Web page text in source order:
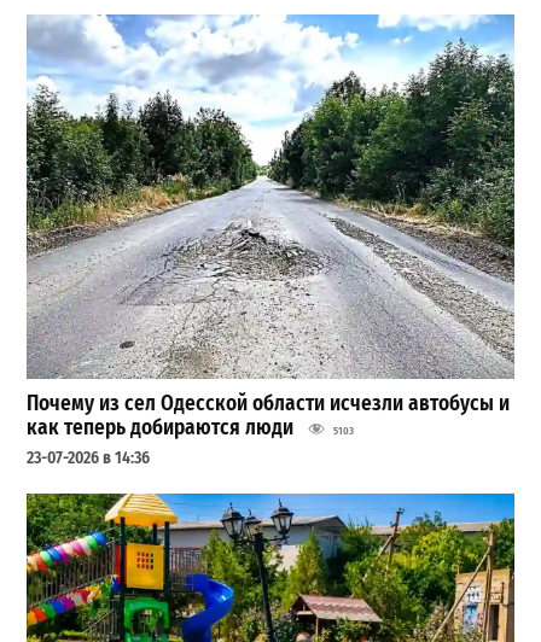
Почему из сел Одесской области исчезли автобусы и
как теперь добираются люди
5103
23-07-2026 в 14:36